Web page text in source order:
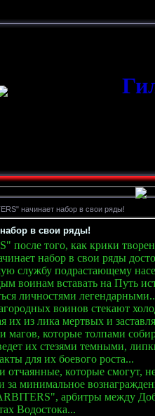
начинает набор в свои ряды!
в свои ряды!
того, как крики
набор в свои ряды
службу подрастающему
воинам вставать на Путь
личностями
воинов стекают
из лика мертвых и
которые толпами
их стезями темными,
для их боевого роста...
которые смогут,
минимальное
арбитры между
Водостока...